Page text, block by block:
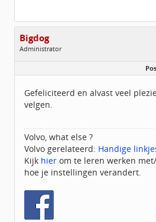
Bigdog
Administrator
Homepage:
volvov70forum.com
Geregistreerd:07 / 2009
Gefeliciteerd en alvast veel
velgen.
Volvo, what else ?
Volvo gerelateerd: Handige
Kijk hier om te leren werken
hoe je instellingen verandert.